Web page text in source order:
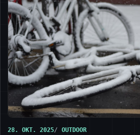
28. OKT. 2025 OUTDOOR